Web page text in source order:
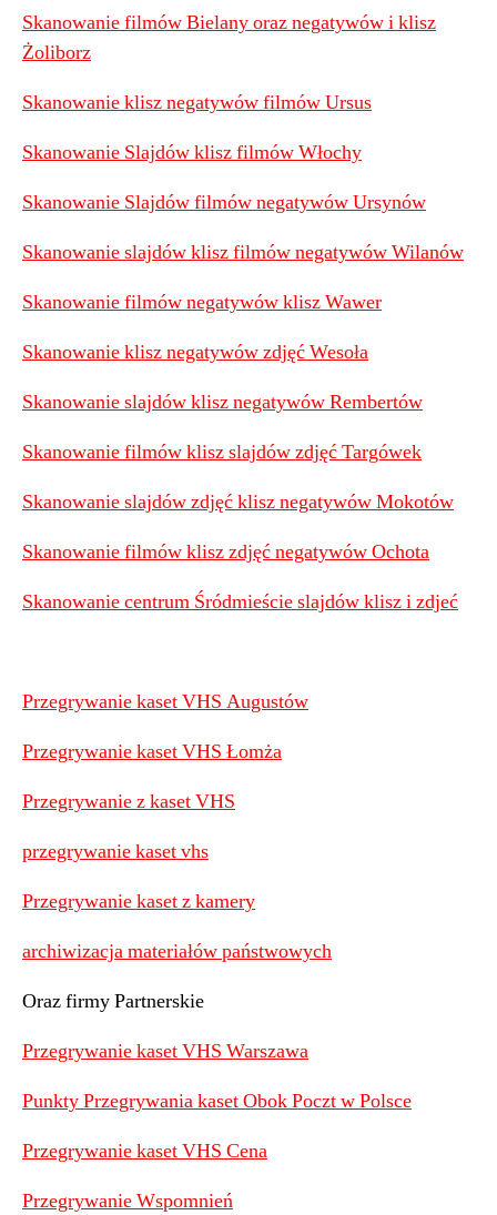
Skanowanie filmów Bielany oraz negatywów i klisz
Żoliborz
Skanowanie klisz negatywów filmów Ursus
Skanowanie Slajdów klisz filmów Włochy
Skanowanie Slajdów filmów negatywów Ursynów
Skanowanie slajdów klisz filmów negatywów Wilanów
Skanowanie filmów negatywów klisz Wawer
Skanowanie klisz negatywów zdjęć Wesoła
Skanowanie slajdów klisz negatywów Rembertów
Skanowanie filmów klisz slajdów zdjęć Targówek
Skanowanie slajdów zdjęć klisz negatywów Mokotów
Skanowanie filmów klisz zdjęć negatywów Ochota
Skanowanie centrum Śródmieście slajdów klisz i zdjeć
Przegrywanie kaset VHS Augustów
Przegrywanie kaset VHS Łomża
Przegrywanie z kaset VHS
przegrywanie kaset vhs
Przegrywanie kaset z kamery
archiwizacja materiałów państwowych
Oraz firmy Partnerskie
Przegrywanie kaset VHS Warszawa
Punkty Przegrywania kaset Obok Poczt w Polsce
Przegrywanie kaset VHS Cena
Przegrywanie Wspomnień